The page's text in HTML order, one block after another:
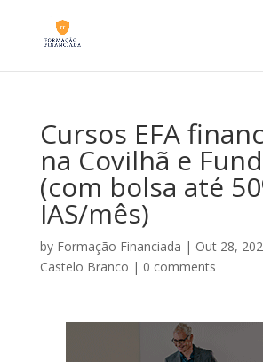
Cursos EFA
na Covilhã e
(com bolsa até
IAS/mês)
by Formação Financiada | Out 28,
Castelo Branco | 0 comments